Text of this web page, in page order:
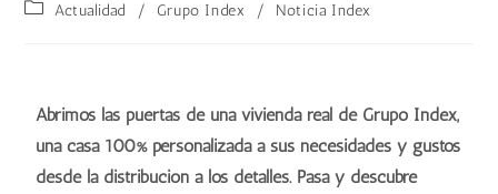
Actualidad
/ Grupo Index / Noticia Index
Abrimos las puertas de una vivienda real de Grupo Index,
una casa 100% personalizada a sus necesidades y gustos
desde la distribución a los detalles. Pasa y descubre